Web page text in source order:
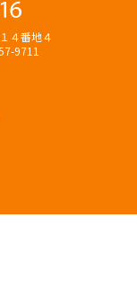
４番地４
9711